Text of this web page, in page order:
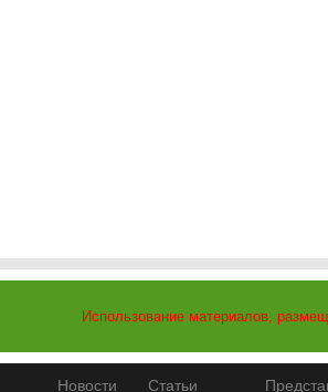
Использование материалов,
Новости Статьи